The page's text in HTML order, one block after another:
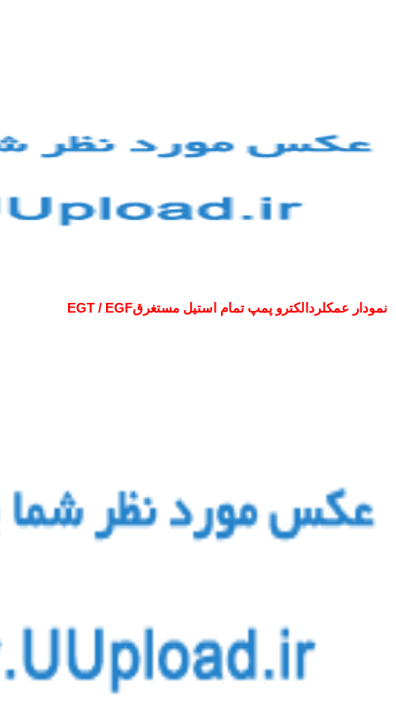
نمودار عمکلردالکترو پمپ تمام استیل مستغرقEGT / EGF